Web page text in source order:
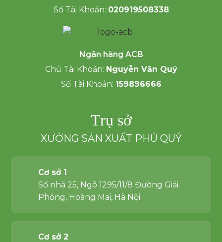
Số Tài Khoản: 020919508338
Ngân hàng ACB
Chủ Tài Khoản: Nguyễn Văn Quý
Số Tài Khoản: 159896666
Trụ sở
XƯỞNG SẢN XUẤT PHÚ QUÝ
Cơ sở 1
Số nhà 25, Ngõ 1295/11/8 Đường Giải
Phóng, Hoàng Mai, Hà Nội
Cơ sở 2